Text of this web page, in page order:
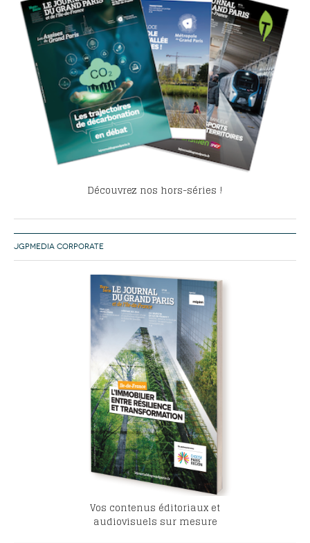
Découvrez nos hors-séries !
JGPMEDIA CORPORATE
Vos contenus éditoriaux et
audiovisuels sur mesure